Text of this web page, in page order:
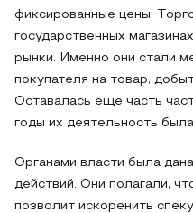
фиксированные цены.
государственных
рынки. Именно они стали
покупателя на товар,
Оставалась еще часть
годы их деятельность
Органами власти была
действий. Они полагали,
позволит искоренить